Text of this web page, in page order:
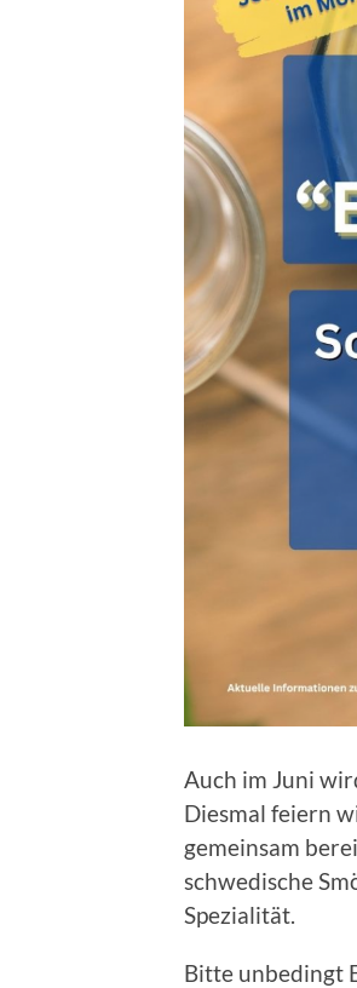
Auch im Juni
Diesmal feiern
gemeinsam
schwedische
Spezialität.
Bitte unbedingt